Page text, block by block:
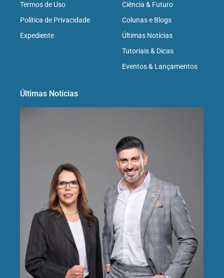
Termos de Uso
Política de Privacidade
Expediente
Ciência & Futuro
Colunas e Blogs
Últimas Notícias
Tutoriais & Dicas
Eventos & Lançamentos
Últimas Notícias